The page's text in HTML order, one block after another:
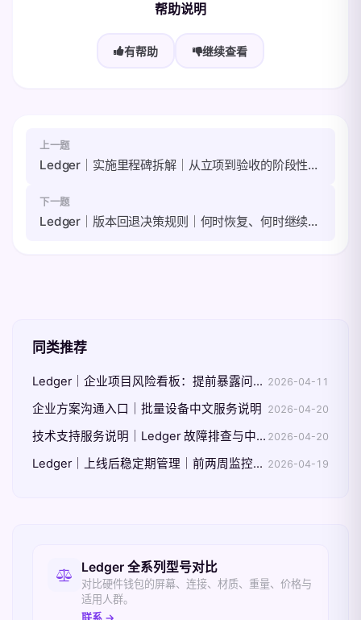
帮助说明
有帮助 继续查看
上一题
Ledger｜实施里程碑拆解｜从立项到验收的阶段性产出
下一题
Ledger｜版本回退决策规则｜何时恢复、何时继续修复
同类推荐
Ledger｜企业项目风险看板：提前暴露问题而不是事后解释 2026-04-11
企业方案沟通入口｜批量设备中文服务说明 2026-04-20
技术支持服务说明｜Ledger 故障排查与中文沟通范围 2026-04-20
Ledger｜上线后稳定期管理｜前两周监控与调整重点 2026-04-19
相关入口
Ledger 全系列型号对比
对比硬件钱包的屏幕、连接、材质、重量、价格与
适用人群。